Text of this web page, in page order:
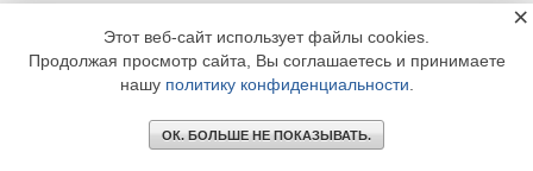
Этот веб-сайт использует файлы cookies.
Продолжая просмотр сайта, Вы соглашаетесь и принимаете
нашу политику конфиденциальности
ОК. БОЛЬШЕ НЕ ПОКАЗЫВАТЬ.
×